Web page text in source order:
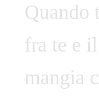
Quando
fra te e
mangia